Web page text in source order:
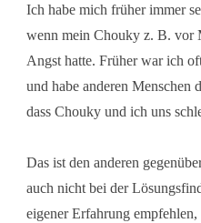
Ich habe mich früher immer
wenn mein Chouky z. B. vor
Angst hatte. Früher war ich
und habe anderen Menschen
dass Chouky und ich uns
Das ist den anderen
auch nicht bei der
eigener Erfahrung